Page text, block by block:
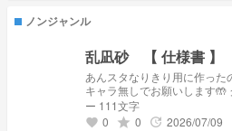
ノンジャンル
乱凪砂 【 仕様書 】
あんスタなりきり用に作ったの
キャラ無しでお願いします🤲
囲までなら...!! すんごい再現
てください...ｯｯｯｯ
ー 111文字
favorite 0 grade 0 update 2026/07/09